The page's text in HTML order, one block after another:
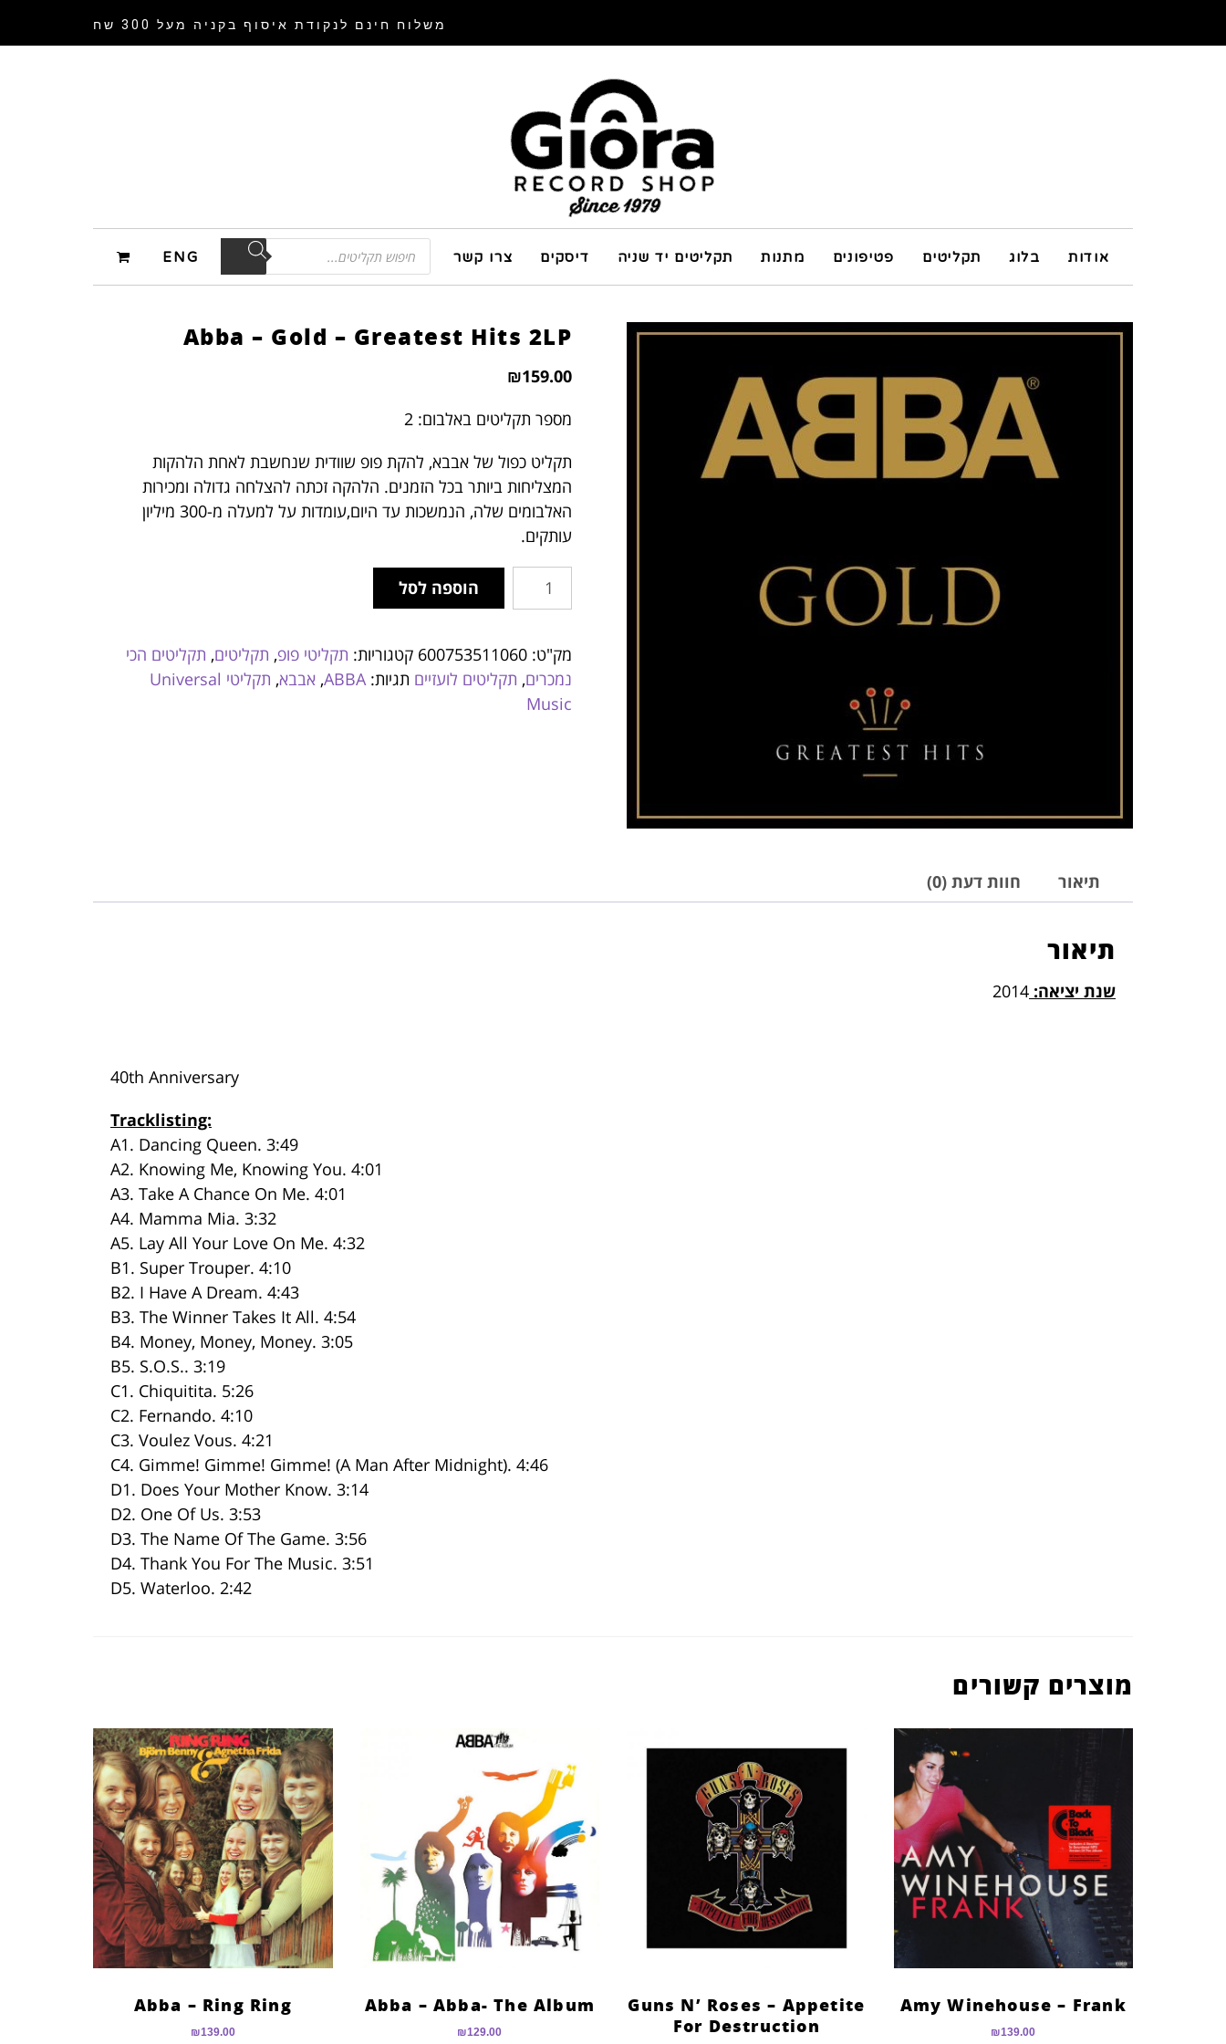
משלוח חינם לנקודת איסוף בקניה מעל 300 שח
אודות בלוג תקליטים פטיפונים מתנות תקליטים יד שניה דיסקים צרו קשר ENG
Abba – Gold – Greatest Hits 2LP
₪159.00
מספר תקליטים באלבום: 2
תקליט כפול של אבבא, להקת פופ שוודית שנחשבת לאחת הלהקות
המצליחות ביותר בכל הזמנים. הלהקה זכתה להצלחה גדולה ומכירות
האלבומים שלה, הנמשכות עד היום,עומדות על למעלה מ-300 מיליון
עותקים.
הוספה לסל
מק"ט: 600753511060 קטגוריות: תקליטי פופ, תקליטים, תקליטים הכי
נמכרים, תקליטים לועזיים תגיות:ABBA
, אבבא,
תקליטי Universal
Music
תיאור חוות דעת (0)
תיאור
שנת יציאה: 2014
40th Anniversary
Tracklisting:
A1. Dancing Queen. 3:49
A2. Knowing Me, Knowing You. 4:01
A3. Take A Chance On Me. 4:01
A4. Mamma Mia. 3:32
A5. Lay All Your Love On Me. 4:32
B1. Super Trouper. 4:10
B2. I Have A Dream. 4:43
B3. The Winner Takes It All. 4:54
B4. Money, Money, Money. 3:05
B5. S.O.S.. 3:19
C1. Chiquitita. 5:26
C2. Fernando. 4:10
C3. Voulez Vous. 4:21
C4. Gimme! Gimme! Gimme! (A Man After Midnight). 4:46
D1. Does Your Mother Know. 3:14
D2. One Of Us. 3:53
D3. The Name Of The Game. 3:56
D4. Thank You For The Music. 3:51
D5. Waterloo. 2:42
מוצרים קשורים
Amy Winehouse – Frank
₪139.00
Guns N’ Roses – Appetite
For Destruction
Abba – Abba- The Album
₪129.00
Abba – Ring Ring
₪139.00